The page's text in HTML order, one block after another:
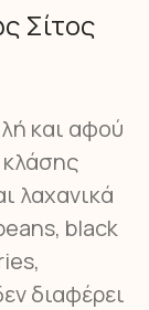
Σίτος
και αφού
λαχανικά
black
διαφέρει